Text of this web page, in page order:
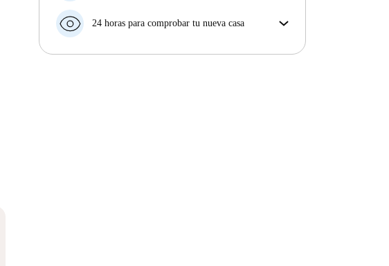
horas previas a la fecha de entrada, Spotahome A) te
el hotel hasta que encuentres nueva casa o B) te hará
24 horas para comprobar tu nueva casa